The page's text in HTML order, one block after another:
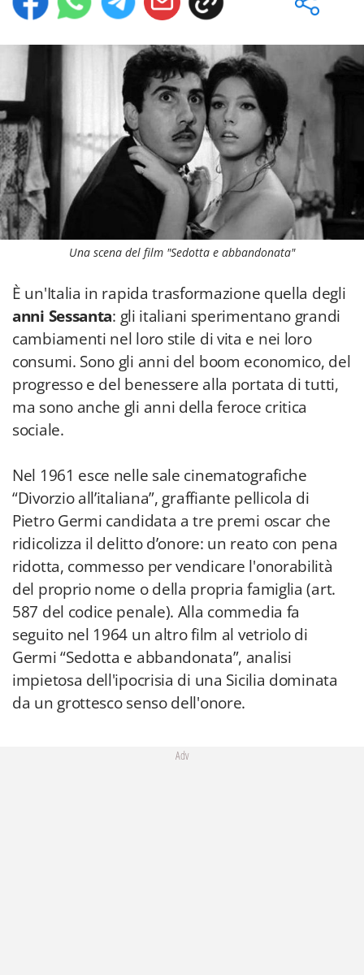
Una scena del film "Sedotta e abbandonata"
È un'Italia in rapida trasformazione quella degli
anni Sessanta: gli italiani sperimentano grandi
cambiamenti nel loro stile di vita e nei loro
consumi. Sono gli anni del boom economico, del
progresso e del benessere alla portata di tutti,
ma sono anche gli anni della feroce critica
sociale.
Nel 1961 esce nelle sale cinematografiche
“Divorzio all’italiana”, graffiante pellicola di
Pietro Germi candidata a tre premi oscar che
ridicolizza il delitto d’onore: un reato con pena
ridotta, commesso per vendicare l'onorabilità
del proprio nome o della propria famiglia (art.
587 del codice penale). Alla commedia fa
seguito nel 1964 un altro film al vetriolo di
Germi “Sedotta e abbandonata”, analisi
impietosa dell'ipocrisia di una Sicilia dominata
da un grottesco senso dell'onore.
Adv